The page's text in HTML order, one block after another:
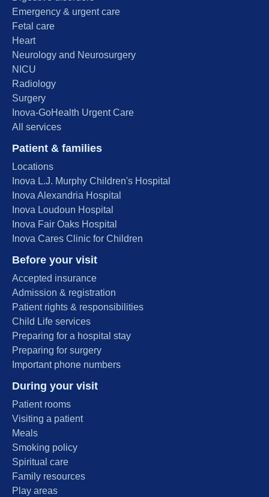
Emergency & urgent care
Fetal care
Heart
Neurology and Neurosurgery
NICU
Radiology
Surgery
Inova-GoHealth Urgent Care
All services
Patient & families
Locations
Inova L.J. Murphy Children's Hospital
Inova Alexandria Hospital
Inova Loudoun Hospital
Inova Fair Oaks Hospital
Inova Cares Clinic for Children
Before your visit
Accepted insurance
Admission & registration
Patient rights & responsibilities
Child Life services
Preparing for a hospital stay
Preparing for surgery
Important phone numbers
During your visit
Patient rooms
Visiting a patient
Meals
Smoking policy
Spiritual care
Family resources
Play areas